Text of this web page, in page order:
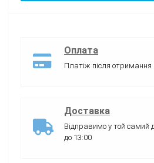
Оплата
Платіж після отримання
Доставка
Відправимо у той самий
до 13:00